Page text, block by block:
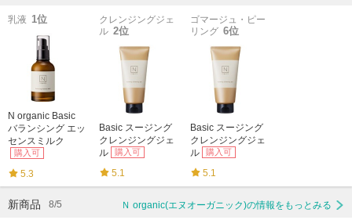
乳液 1位
N organic Basic
バランシング エッ
センスミルク
購入可
5.3
クレンジングジェ
ル 2位
Basic スージング
クレンジングジェ
ル
購入可
5.1
ゴマージュ・ピー
リング 6位
Basic スージング
クレンジングジェ
ル
購入可
5.1
新商品 8/5 Ｎ organic(エヌオーガニック)の情報をもっとみる